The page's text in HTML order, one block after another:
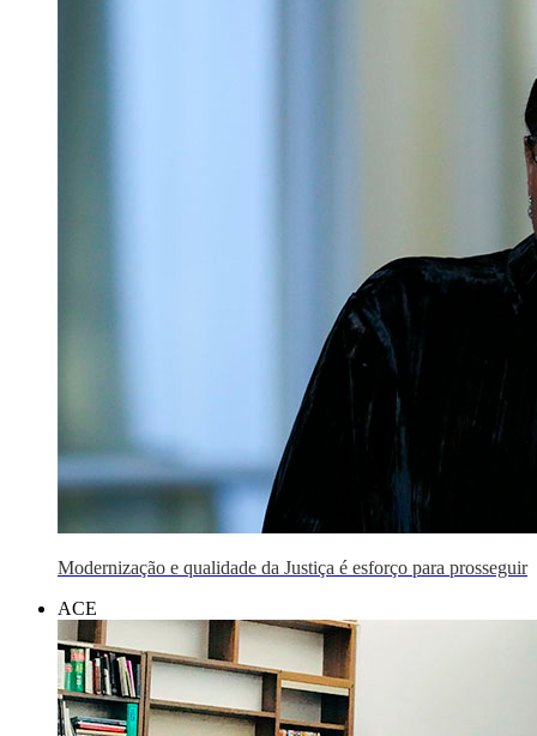
Modernização e qualidade da Justiça é esforço para prosseguir
ACE